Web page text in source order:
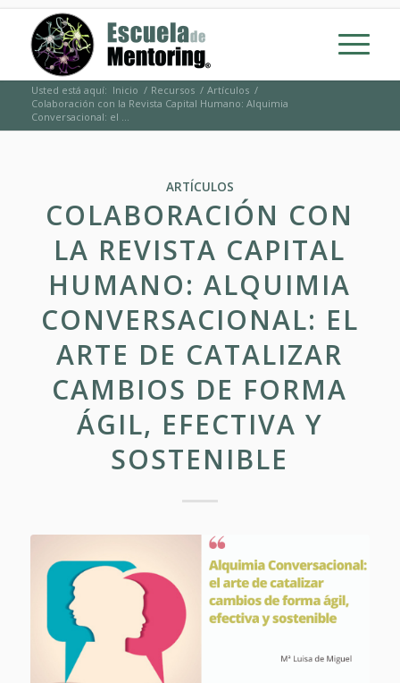
Usted está aquí: Inicio / Recursos / Artículos /
Colaboración con la Revista Capital Humano: Alquimia
Conversacional: el ...
ARTÍCULOS
COLABORACIÓN CON
LA REVISTA CAPITAL
HUMANO: ALQUIMIA
CONVERSACIONAL: EL
ARTE DE CATALIZAR
CAMBIOS DE FORMA
ÁGIL, EFECTIVA Y
SOSTENIBLE